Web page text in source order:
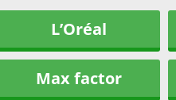
L’Oréal
Max factor